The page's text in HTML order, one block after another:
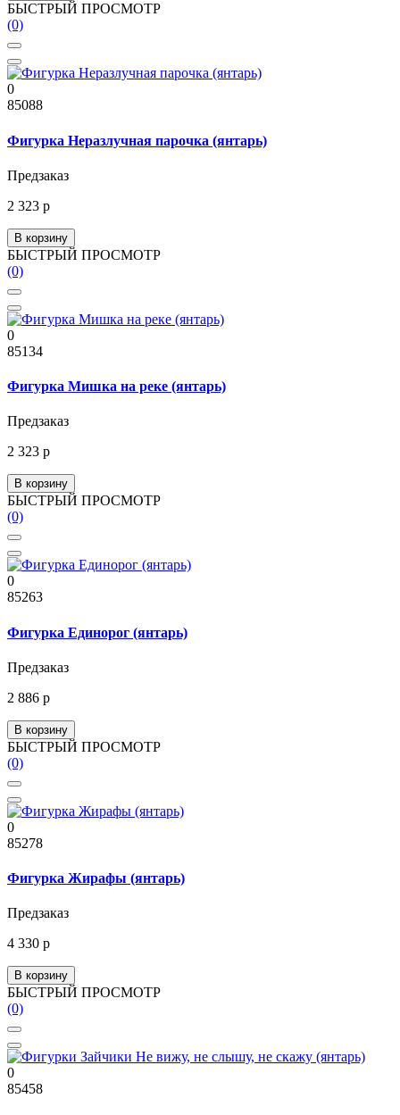
БЫСТРЫЙ ПРОСМОТР
(0)
0
85088
Фигурка Неразлучная парочка (янтарь)
Предзаказ
2 323 р
В корзину
БЫСТРЫЙ ПРОСМОТР
(0)
0
85134
Фигурка Мишка на реке (янтарь)
Предзаказ
2 323 р
В корзину
БЫСТРЫЙ ПРОСМОТР
(0)
0
85263
Фигурка Единорог (янтарь)
Предзаказ
2 886 р
В корзину
БЫСТРЫЙ ПРОСМОТР
(0)
0
85278
Фигурка Жирафы (янтарь)
Предзаказ
4 330 р
В корзину
БЫСТРЫЙ ПРОСМОТР
(0)
0
85458